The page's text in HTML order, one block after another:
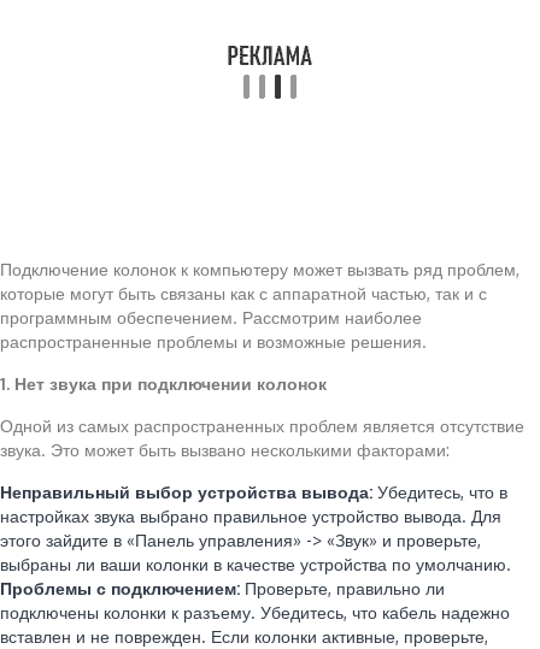
Подключение колонок к компьютеру может вызвать ряд проблем,
которые могут быть связаны как с аппаратной частью, так и с
программным обеспечением. Рассмотрим наиболее
распространенные проблемы и возможные решения.
1. Нет звука при подключении колонок
Одной из самых распространенных проблем является отсутствие
звука. Это может быть вызвано несколькими факторами:
Неправильный выбор устройства вывода: Убедитесь, что в
настройках звука выбрано правильное устройство вывода. Для
этого зайдите в «Панель управления» -> «Звук» и проверьте,
выбраны ли ваши колонки в качестве устройства по умолчанию.
Проблемы с подключением: Проверьте, правильно ли
подключены колонки к разъему. Убедитесь, что кабель надежно
вставлен и не поврежден. Если колонки активные, проверьте,